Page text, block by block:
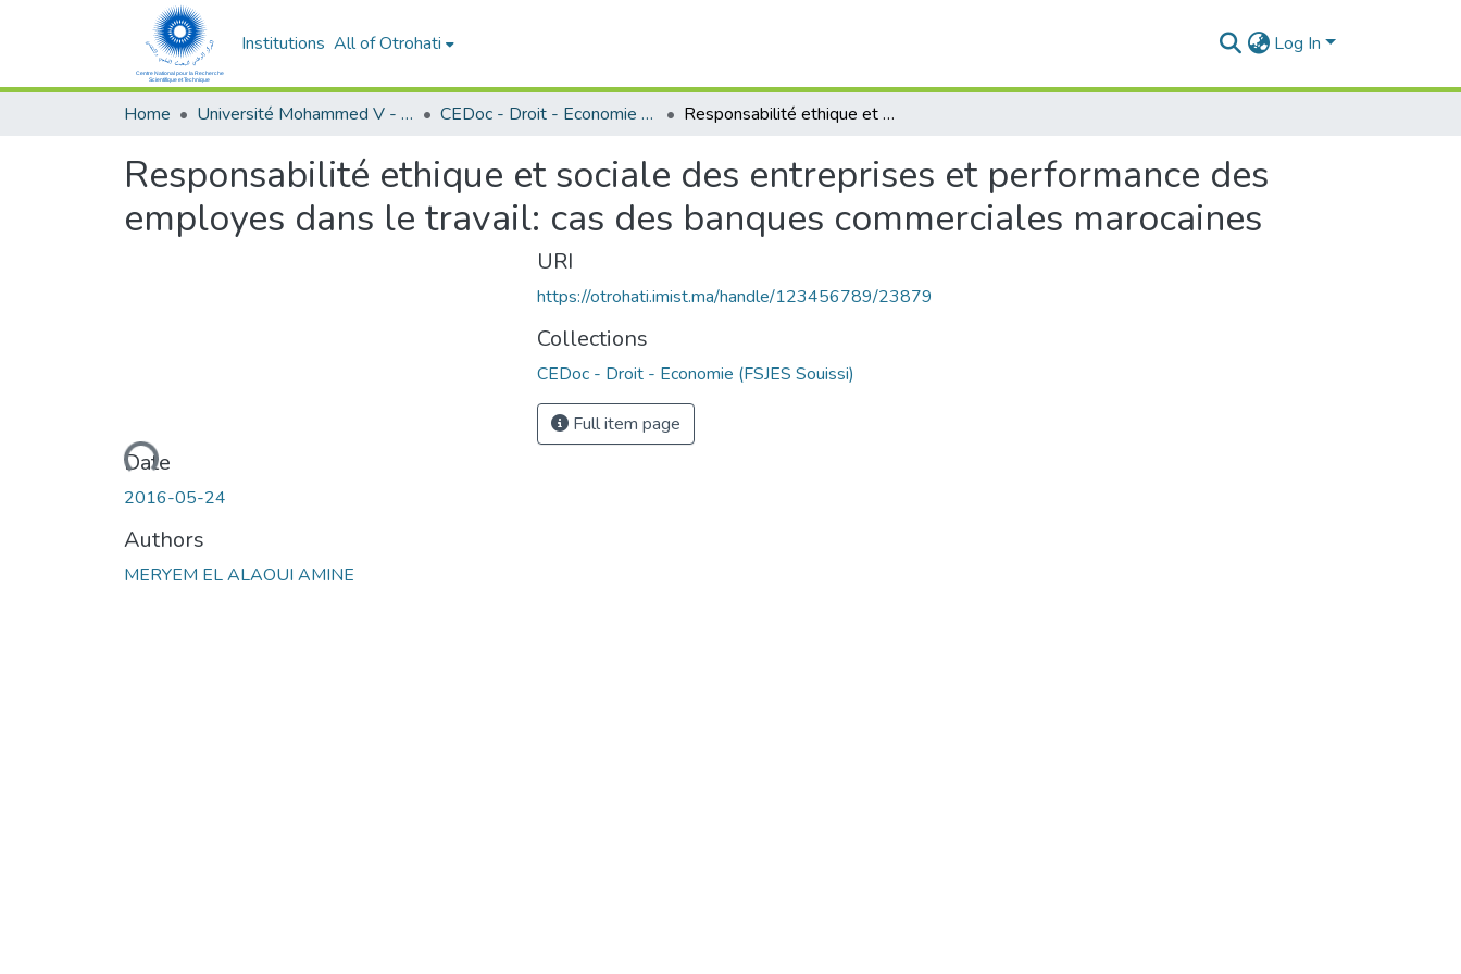
Institutions All of Otrohati Log In
Home Université Mohammed V - Rabat CEDoc - Droit - Economie (FSJES Souissi) Responsabilité ethique et sociale des entreprises et performance des employes dans le travail: cas des banques commerciales marocaines
Responsabilité ethique et sociale des entreprises et performance des
employes dans le travail: cas des banques commerciales marocaines
Loading...
Date
2016-05-24
Authors
MERYEM EL ALAOUI AMINE
URI
https://otrohati.imist.ma/handle/123456789/23879
Collections
CEDoc - Droit - Economie (FSJES Souissi)
Full item page